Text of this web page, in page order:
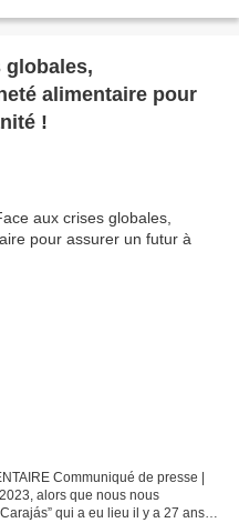
globales,
alimentaire pour
!
Communiqué de presse |
alors que nous nous
qui a eu lieu il y a 27 ans